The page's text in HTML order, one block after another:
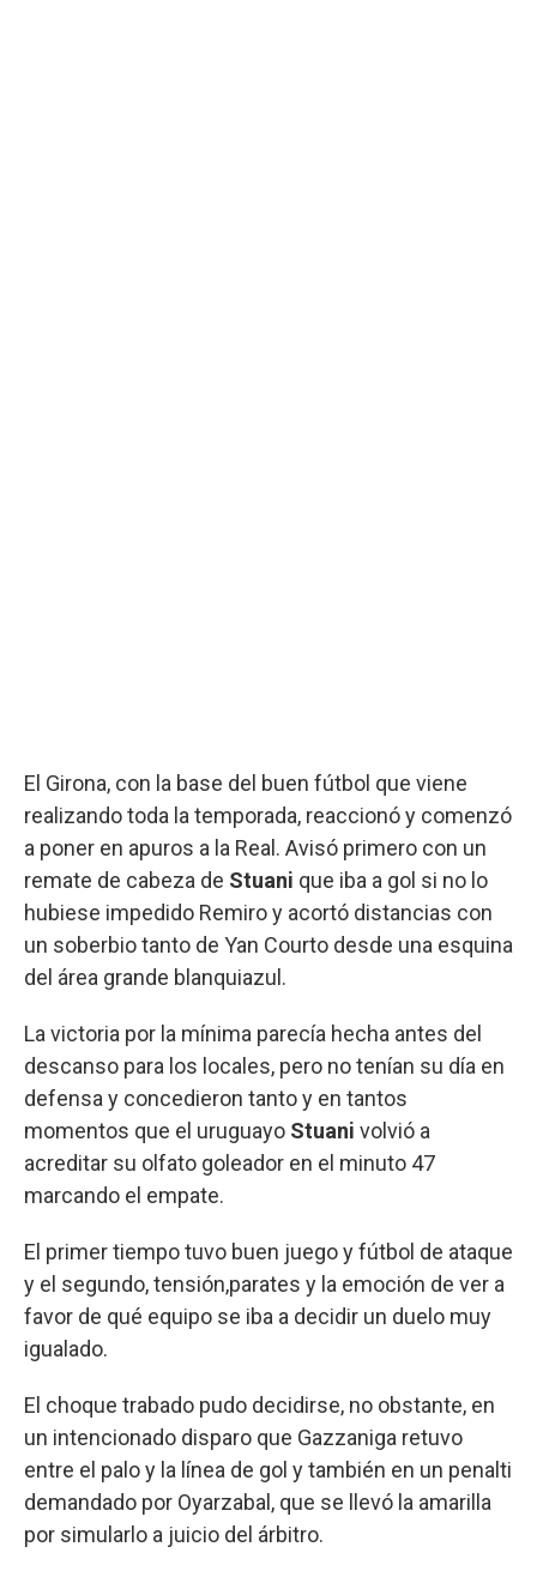
El Girona, con la base del buen fútbol que viene
realizando toda la temporada, reaccionó y comenzó
a poner en apuros a la Real. Avisó primero con un
remate de cabeza de Stuani que iba a gol si no lo
hubiese impedido Remiro y acortó distancias con
un soberbio tanto de Yan Courto desde una esquina
del área grande blanquiazul.
La victoria por la mínima parecía hecha antes del
descanso para los locales, pero no tenían su día en
defensa y concedieron tanto y en tantos
momentos que el uruguayo Stuani volvió a
acreditar su olfato goleador en el minuto 47
marcando el empate.
El primer tiempo tuvo buen juego y fútbol de ataque
y el segundo, tensión,parates y la emoción de ver a
favor de qué equipo se iba a decidir un duelo muy
igualado.
El choque trabado pudo decidirse, no obstante, en
un intencionado disparo que Gazzaniga retuvo
entre el palo y la línea de gol y también en un penalti
demandado por Oyarzabal, que se llevó la amarilla
por simularlo a juicio del árbitro.